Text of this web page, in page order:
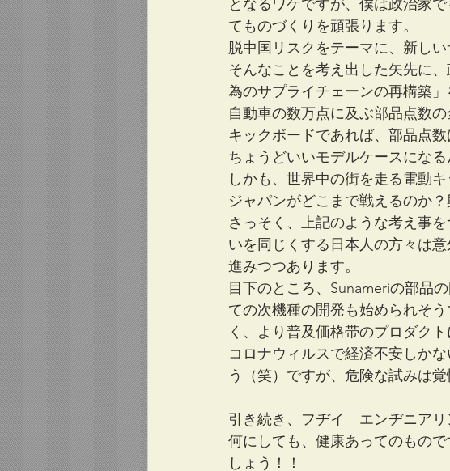
となるワケですが、僕は政治家
てものづくりを頑張ります。
脱中国リスクをテーマに、新し
そんなことを考え出した矢先に
為のサプライチェーンの再構築」
自動車の数万点に及ぶ部品点数
キックボードであれば、部品点
ちょうどいいモデルケースにな
しかも、世界中の街を走る電動
ジャパンがどこまで戦えるのか？
さっそく、上記のような考え事
いを同じくする日本人の方々は
進みつつあります。
目下のところ、Sunameriの部品
ての次機種の開発も始められそ
く、より普及価格帯のプロダクト
コロナウィルスで経済不安しか
う（笑）ですが、危険な試みは
引き続き、フヂイ　エンヂニア
何にしても、健康あってのもの
しょう！！